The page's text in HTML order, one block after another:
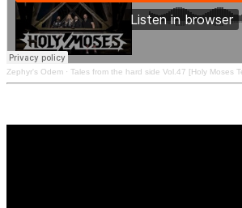
Zephyr's Odem · Tales from the hard side Vol.47 [Holy Moses